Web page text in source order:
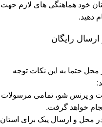
خود هماهنگی های لازم جهت
دهید.
رایگان
حتما به این نکات توجه
و پرنس شو، تمامی مرسولات
خواهد گرفت.
محل و ارسال پیک برای استان